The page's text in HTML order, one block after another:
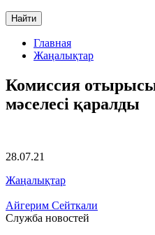
Найти
Главная
Жаңалықтар
Комиссия
мәселесі қаралды
28.07.21
Жаңалықтар
Айгерим Сейткали
Служба новостей